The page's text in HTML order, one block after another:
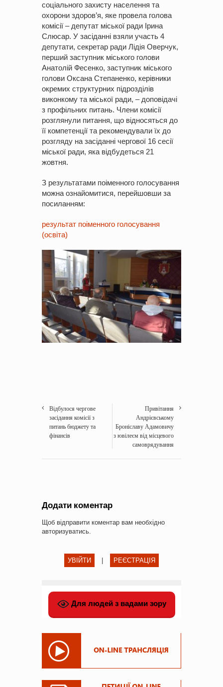
соціального захисту населення та
охорони здоров’я, яке провела голова
комісії – депутат міської ради Ірина
Слюсар. У засіданні взяли участь 4
депутати, секретар ради Лідія Оверчук,
перший заступник міського голови
Анатолій Фесенко, заступник міського
голови Оксана Степаненко, керівники
окремих структурних підрозділів
виконкому та міської ради, – доповідачі
з профільних питань. Члени комісії
розглянули питання, що відносяться до
її компетенції та рекомендували їх до
розгляду на засіданні чергової 16 сесії
міської ради, яка відбудеться 21
жовтня.
З результатами поіменного голосування
можна ознайомитися, перейшовши за
посиланням:
результат поіменного голосування
(освіта)
Відбулося чергове
засідання комісії з
питань бюджету та
фінансів
Привітання
Андрієвському
Броніславу Адамовичу
з ювілеєм від місцевого
самоврядування
Додати коментар
Щоб відправити коментар вам необхідно
авторизуватись
УВІЙТИ | РЕЄСТРАЦІЯ
Для людей з вадами зору